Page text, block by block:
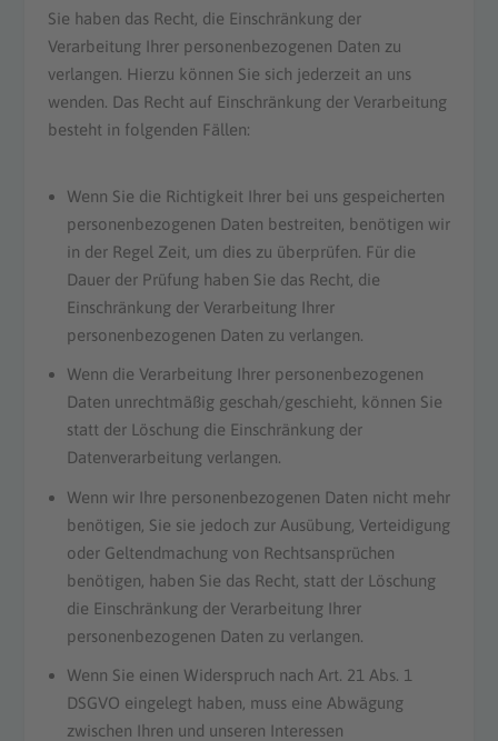
Sie haben das Recht, die Einschränkung der
Verarbeitung Ihrer personenbezogenen Daten zu
verlangen. Hierzu können Sie sich jederzeit an uns
wenden. Das Recht auf Einschränkung der Verarbeitung
besteht in folgenden Fällen:
Wenn Sie die Richtigkeit Ihrer bei uns gespeicherten
personenbezogenen Daten bestreiten, benötigen wir
in der Regel Zeit, um dies zu überprüfen. Für die
Dauer der Prüfung haben Sie das Recht, die
Einschränkung der Verarbeitung Ihrer
personenbezogenen Daten zu verlangen.
Wenn die Verarbeitung Ihrer personenbezogenen
Daten unrechtmäßig geschah/geschieht, können Sie
statt der Löschung die Einschränkung der
Datenverarbeitung verlangen.
Wenn wir Ihre personenbezogenen Daten nicht mehr
benötigen, Sie sie jedoch zur Ausübung, Verteidigung
oder Geltendmachung von Rechtsansprüchen
benötigen, haben Sie das Recht, statt der Löschung
die Einschränkung der Verarbeitung Ihrer
personenbezogenen Daten zu verlangen.
Wenn Sie einen Widerspruch nach Art. 21 Abs. 1
DSGVO eingelegt haben, muss eine Abwägung
zwischen Ihren und unseren Interessen